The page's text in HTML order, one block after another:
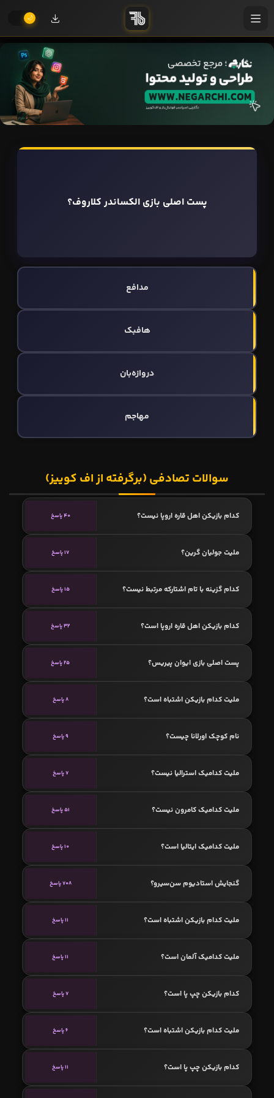
پست اصلی بازی الکساندر کلاروف؟
مدافع
هافبک
دروازه‌بان
مهاجم
سوالات تصادفی (برگرفته از اف کوییز)
کدام بازیکن اهل قاره اروپا نیست؟ 40 پاسخ
ملیت جولیان گرین؟ 17 پاسخ
کدام گزینه با تام اشتارکه مرتبط نیست؟ 15 پاسخ
کدام بازیکن اهل قاره اروپا است؟ 32 پاسخ
پست اصلی بازی ایوان پیریس؟ 25 پاسخ
ملیت کدام بازیکن اشتباه است؟ 8 پاسخ
نام کوچک اورلانا چیست؟ 9 پاسخ
ملیت کدامیک استرالیا نیست؟ 7 پاسخ
ملیت کدامیک کامرون نیست؟ 51 پاسخ
ملیت کدامیک ایتالیا است؟ 10 پاسخ
گنجایش استادیوم سن‌سیرو؟ 708 پاسخ
ملیت کدام بازیکن اشتباه است؟ 11 پاسخ
ملیت کدامیک آلمان است؟ 11 پاسخ
کدام بازیکن چپ پا است؟ 7 پاسخ
ملیت کدام بازیکن اشتباه است؟ 6 پاسخ
کدام بازیکن چپ پا است؟ 11 پاسخ